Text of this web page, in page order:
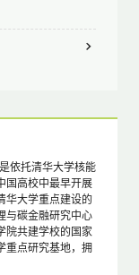
依托清华大学核能
国高校中最早开展
华大学重点建设的
与碳金融研究中心
院共建学校的国家
重点研究基地，拥